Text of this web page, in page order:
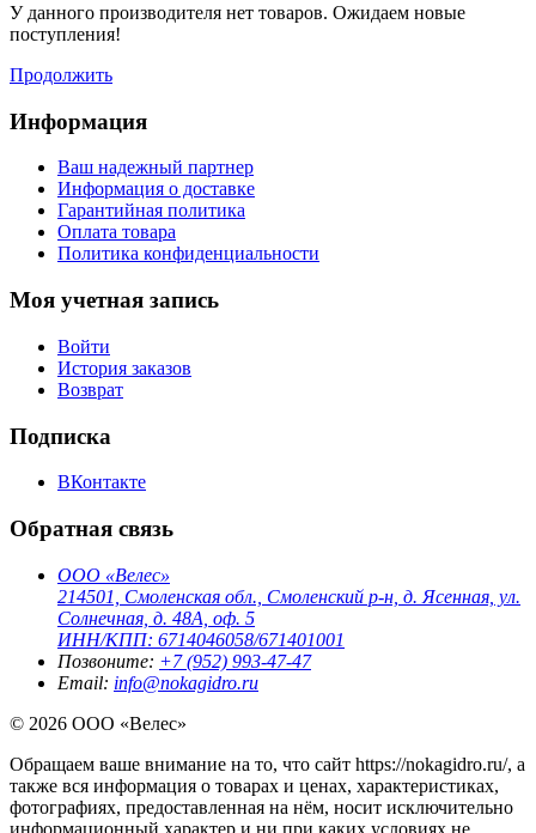
У данного производителя нет товаров. Ожидаем новые
поступления!
Продолжить
Информация
Ваш надежный партнер
Информация о доставке
Гарантийная политика
Оплата товара
Политика конфиденциальности
Моя учетная запись
Войти
История заказов
Возврат
Подписка
ВКонтакте
Обратная связь
ООО «Велес»
214501, Смоленская обл., Смоленский р-н, д. Ясенная, ул.
Солнечная, д. 48А, оф. 5
ИНН/КПП: 6714046058/671401001
Позвоните: +7 (952) 993-47-47
Email: info@nokagidro.ru
© 2026 ООО «Велес»
Обращаем ваше внимание на то, что сайт https://nokagidro.ru/, а
также вся информация о товарах и ценах, характеристиках,
фотографиях, предоставленная на нём, носит исключительно
информационный характер и ни при каких условиях не